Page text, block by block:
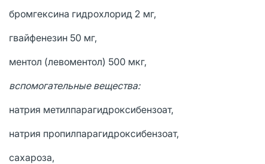
бромгексина гидрохлорид 2 мг,
гвайфенезин 50 мг,
ментол (левоментол) 500 мкг,
вспомогательные вещества:
натрия метилпарагидроксибензоат,
натрия пропилпарагидроксибензоат,
сахароза,